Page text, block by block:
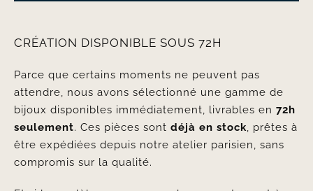
CRÉATION DISPONIBLE SOUS 72H
Parce que certains moments ne peuvent pas
attendre, nous avons sélectionné une gamme de
bijoux disponibles immédiatement, livrables en 72h
seulement. Ces pièces sont déjà en stock, prêtes à
être expédiées depuis notre atelier parisien, sans
compromis sur la qualité.